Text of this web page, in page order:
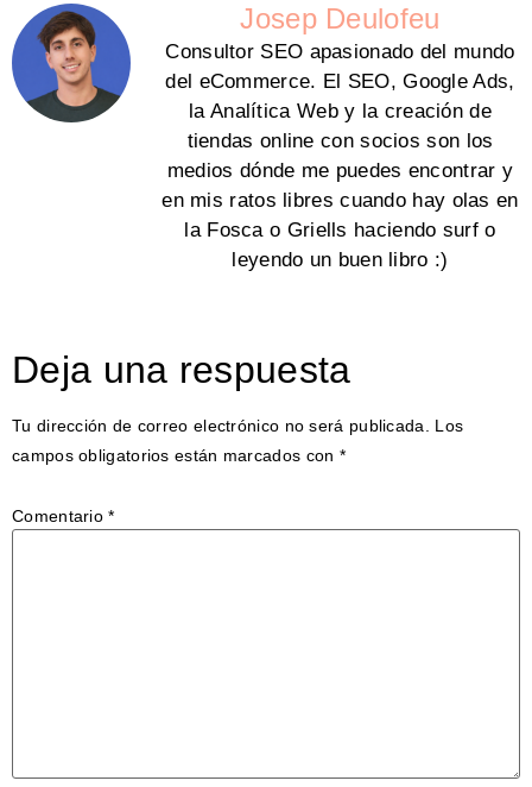
Josep Deulofeu
Consultor SEO apasionado del mundo
del eCommerce. El SEO, Google Ads,
la Analítica Web y la creación de
tiendas online con socios son los
medios dónde me puedes encontrar y
en mis ratos libres cuando hay olas en
la Fosca o Griells haciendo surf o
leyendo un buen libro :)
Deja una respuesta
Tu dirección de correo electrónico no será publicada. Los
campos obligatorios están marcados con *
Comentario*